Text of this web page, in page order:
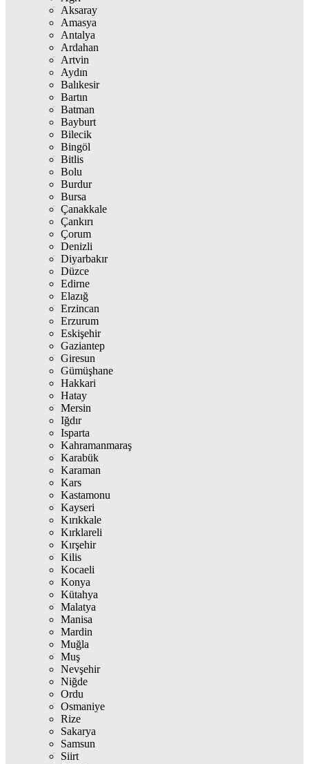
Aksaray
Amasya
Antalya
Ardahan
Artvin
Aydın
Balıkesir
Bartın
Batman
Bayburt
Bilecik
Bingöl
Bitlis
Bolu
Burdur
Bursa
Çanakkale
Çankırı
Çorum
Denizli
Diyarbakır
Düzce
Edirne
Elazığ
Erzincan
Erzurum
Eskişehir
Gaziantep
Giresun
Gümüşhane
Hakkari
Hatay
Mersin
Iğdır
Isparta
Kahramanmaraş
Karabük
Karaman
Kars
Kastamonu
Kayseri
Kırıkkale
Kırklareli
Kırşehir
Kilis
Kocaeli
Konya
Kütahya
Malatya
Manisa
Mardin
Muğla
Muş
Nevşehir
Niğde
Ordu
Osmaniye
Rize
Sakarya
Samsun
Siirt